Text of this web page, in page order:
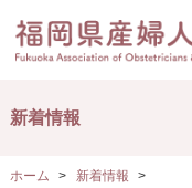
新着情報
ホーム
新着情報